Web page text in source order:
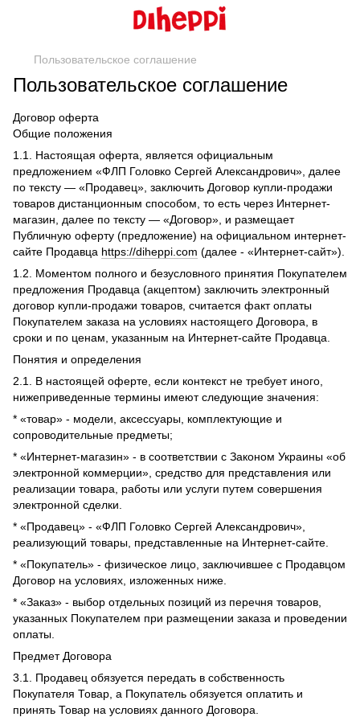
Пользовательское соглашение
Пользовательское соглашение
Договор оферта
Общие положения
1.1. Настоящая оферта, является официальным
предложением «ФЛП Головко Сергей Александрович», далее
по тексту — «Продавец», заключить Договор купли-продажи
товаров дистанционным способом, то есть через Интернет-
магазин, далее по тексту — «Договор», и размещает
Публичную оферту (предложение) на официальном интернет-
сайте Продавца https://diheppi.com (далее - «Интернет-сайт»).
1.2. Моментом полного и безусловного принятия Покупателем
предложения Продавца (акцептом) заключить электронный
договор купли-продажи товаров, считается факт оплаты
Покупателем заказа на условиях настоящего Договора, в
сроки и по ценам, указанным на Интернет-сайте Продавца.
Понятия и определения
2.1. В настоящей оферте, если контекст не требует иного,
нижеприведенные термины имеют следующие значения:
* «товар» - модели, аксессуары, комплектующие и
сопроводительные предметы;
* «Интернет-магазин» - в соответствии с Законом Украины «об
электронной коммерции», средство для представления или
реализации товара, работы или услуги путем совершения
электронной сделки.
* «Продавец» - «ФЛП Головко Сергей Александрович»,
реализующий товары, представленные на Интернет-сайте.
* «Покупатель» - физическое лицо, заключившее с Продавцом
Договор на условиях, изложенных ниже.
* «Заказ» - выбор отдельных позиций из перечня товаров,
указанных Покупателем при размещении заказа и проведении
оплаты.
Предмет Договора
3.1. Продавец обязуется передать в собственность
Покупателя Товар, а Покупатель обязуется оплатить и
принять Товар на условиях данного Договора.